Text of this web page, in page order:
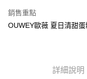
2.付款方式選擇「大哥付你
成交易。
法說明評估內容。
【繳款方式說明】
相關說明
【關於「AFTEE先享後付」
３．安心：先確認商品／服
每筆NT$120，滿
銷售重點
OUWEY歐薇 夏日清甜
詳細說明